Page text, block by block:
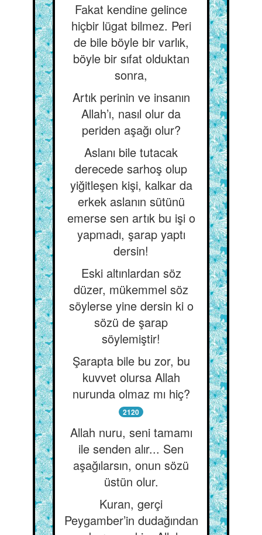
Fakat kendine gelince
hiçbir lügat bilmez. Peri
de bile böyle bir varlık,
böyle bir sıfat olduktan
sonra,
Artık perinin ve insanın
Allah’ı, nasıl olur da
periden aşağı olur?
Aslanı bile tutacak
derecede sarhoş olup
yiğitleşen kişi, kalkar da
erkek aslanın sütünü
emerse sen artık bu işi o
yapmadı, şarap yaptı
dersin!
Eski altınlardan söz
düzer, mükemmel söz
söylerse yine dersin ki o
sözü de şarap
söylemiştir!
Şarapta bile bu zor, bu
kuvvet olursa Allah
nurunda olmaz mı hiç?
2120
Allah nuru, seni tamamı
ile senden alır... Sen
aşağılarsın, onun sözü
üstün olur.
Kuran, gerçi
Peygamber’in dudağından